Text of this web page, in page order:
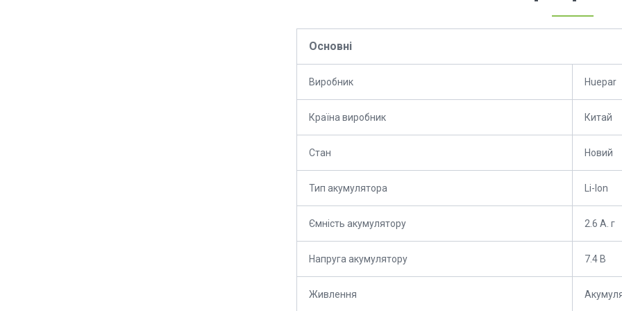
Основні
Виробник Huepar
Країна виробник Китай
Стан Новий
Тип акумулятора Li-Ion
Ємність акумулятору 2.6 А. г
Напруга акумулятору 7.4 В
Живлення